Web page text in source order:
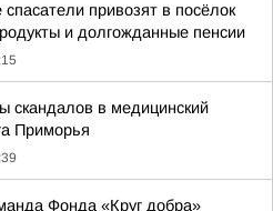
спасатели привозят в посёлок
и долгожданные пенсии
скандалов в медицинский
Приморья
Фонда «Круг добра»